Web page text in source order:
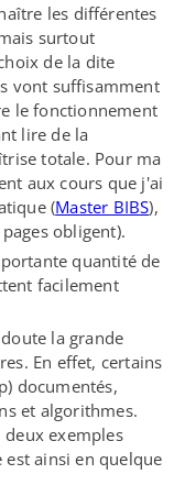
les différentes
surtout
de la dite
vont suffisamment
le fonctionnement
lire de la
totale. Pour ma
aux cours que j'ai
(Master BIBS),
obligent).
quantité de
facilement
la grande
En effet, certains
documentés,
et algorithmes.
exemples
ainsi en quelque